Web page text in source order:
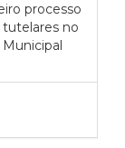
processo
no